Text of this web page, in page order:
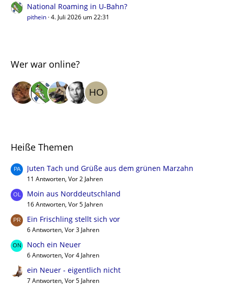
National Roaming in U-Bahn?
pithein 4. Juli 2026 um 22:31
Wer war online?
Heiße Themen
Juten Tach und Grüße aus dem grünen Marzahn
11 Antworten, Vor 2 Jahren
Moin aus Norddeutschland
16 Antworten, Vor 5 Jahren
Ein Frischling stellt sich vor
6 Antworten, Vor 3 Jahren
Noch ein Neuer
6 Antworten, Vor 4 Jahren
ein Neuer - eigentlich nicht
7 Antworten, Vor 5 Jahren